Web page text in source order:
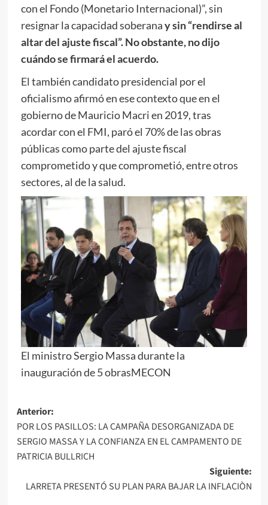
con el Fondo (Monetario Internacional)”, sin
resignar la capacidad soberanay sin “rendirse al
altar del ajuste fiscal”. No obstante, no dijo
cuándo se firmará el acuerdo.
El también candidato presidencial por el
oficialismo afirmó en ese contexto que en el
gobierno de Mauricio Macri en 2019, tras
acordar con el FMI, paró el 70% de las obras
públicas como parte del ajuste fiscal
comprometido y que comprometió, entre otros
sectores, al de la salud.
El ministro Sergio Massa durante la
inauguración de 5 obrasMECON
Navegación
de
entradas
Anterior:
POR LOS PASILLOS: LA CAMPAÑA DESORGANIZADA DE
SERGIO MASSA Y LA CONFIANZA EN EL CAMPAMENTO DE
PATRICIA BULLRICH
Siguiente:
LARRETA PRESENTÓ SU PLAN PARA BAJAR LA INFLACIÒN